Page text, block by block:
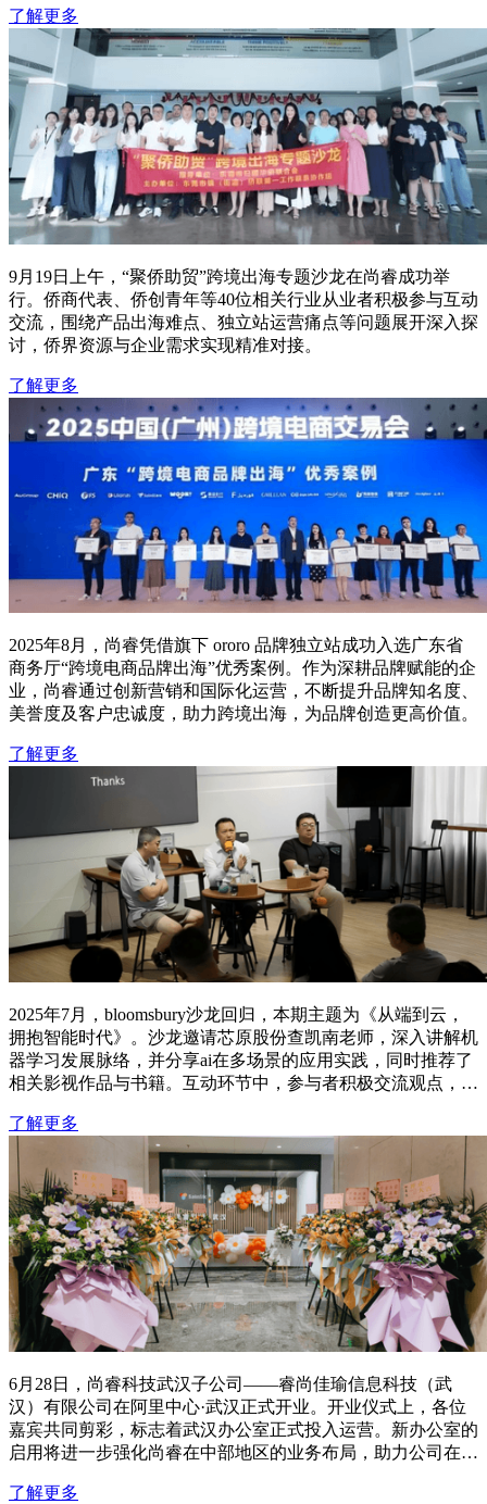
了解更多
9月19日上午，“聚侨助贸”跨境出海专题沙龙在尚睿成功举
行。侨商代表、侨创青年等40位相关行业从业者积极参与互动
交流，围绕产品出海难点、独立站运营痛点等问题展开深入探
讨，侨界资源与企业需求实现精准对接。
了解更多
2025年8月，尚睿凭借旗下 ororo 品牌独立站成功入选广东省
商务厅“跨境电商品牌出海”优秀案例。作为深耕品牌赋能的企
业，尚睿通过创新营销和国际化运营，不断提升品牌知名度、
美誉度及客户忠诚度，助力跨境出海，为品牌创造更高价值。
了解更多
2025年7月，bloomsbury沙龙回归，本期主题为《从端到云，
拥抱智能时代》。沙龙邀请芯原股份查凯南老师，深入讲解机
器学习发展脉络，并分享ai在多场景的应用实践，同时推荐了
相关影视作品与书籍。互动环节中，参与者积极交流观点，沙
的实践思考。
了解更多
6月28日，尚睿科技武汉子公司——睿尚佳瑜信息科技（武
汉）有限公司在阿里中心·武汉正式开业。开业仪式上，各位
嘉宾共同剪彩，标志着武汉办公室正式投入运营。新办公室的
启用将进一步强化尚睿在中部地区的业务布局，助力公司在区
了解更多